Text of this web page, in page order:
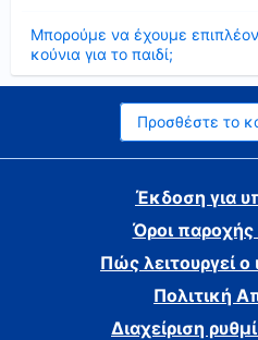
Μπορούμε να έχουμε
κούνια για το παιδί;
Προσθέστε το
Έκδοση για
Όροι
Πώς λειτουργεί
Πολιτική
Διαχείριση